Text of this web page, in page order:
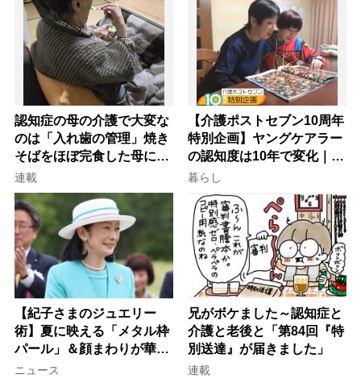
認知症の母の介護で大変な
のは「入れ歯の管理」焼き
そばをほぼ完食した母に息
子が血の気が引いた理由
連載
【介護ポストセブン10周年
特別企画】ヤングケアラー
の認知度は10年で変化｜流
行語大賞にノミネート、法
律にも明記されたが果たし
て現在は？
暮らし
【紀子さまのジュエリー
術】夏に映える「メタル枠
パール」＆顔まわりが華や
ぐ「揺れる一粒」の使い分
ニュース
兄がボケました～認知症と
介護と老後と「第84回『特
別送達』が届きました」
連載